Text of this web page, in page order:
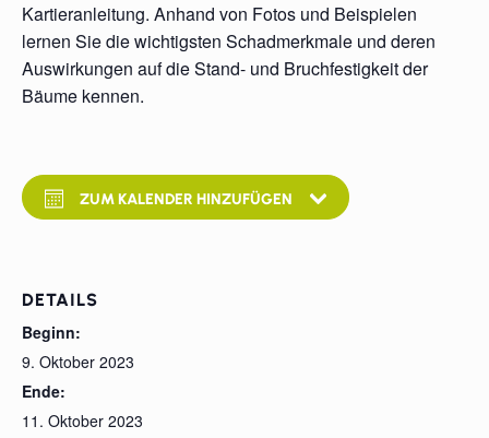
Kartieranleitung. Anhand von Fotos und Beispielen
lernen Sie die wichtigsten Schadmerkmale und deren
Auswirkungen auf die Stand- und Bruchfestigkeit der
Bäume kennen.
ZUM KALENDER HINZUFÜGEN
DETAILS
Beginn:
9. Oktober 2023
Ende:
11. Oktober 2023